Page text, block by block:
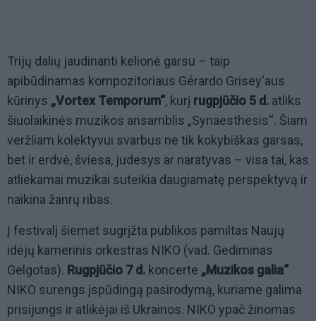
Trijų dalių jaudinanti kelionė garsu – taip
apibūdinamas kompozitoriaus Gérardo Grisey‘aus
kūrinys „Vortex Temporum“, kurį rugpjūčio 5 d. atliks
šiuolaikinės muzikos ansamblis „Synaesthesis“. Šiam
veržliam kolektyvui svarbus ne tik kokybiškas garsas,
bet ir erdvė, šviesa, judesys ar naratyvas – visa tai, kas
atliekamai muzikai suteikia daugiamatę perspektyvą ir
naikina žanrų ribas.
Į festivalį šiemet sugrįžta publikos pamiltas Naujų
idėjų kamerinis orkestras NIKO (vad. Gediminas
Gelgotas). Rugpjūčio 7 d. koncerte „Muzikos galia“
NIKO surengs įspūdingą pasirodymą, kuriame galima
prisijungs ir atlikėjai iš Ukrainos. NIKO ypač žinomas